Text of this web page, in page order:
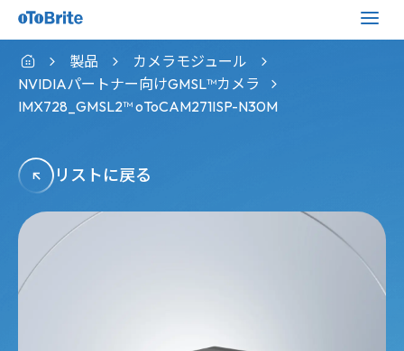
製品
カメラモジュール
NVIDIAパートナー向けGMSL™カメラ
IMX728_GMSL2™ oToCAM271ISP-N30M
リストに戻る